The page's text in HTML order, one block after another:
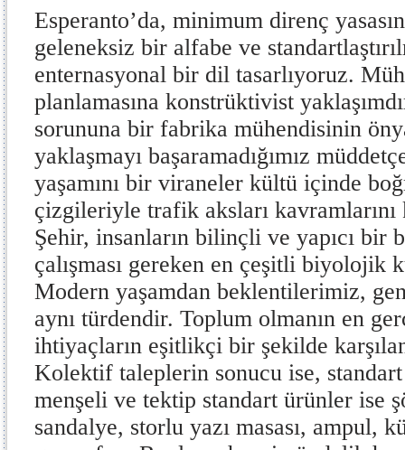
Esperanto’da, minimum direnç
geleneksiz bir alfabe ve
enternasyonal bir dil tasarlıyoruz.
planlamasına konstrüktivist
sorununa bir fabrika mühendisinin
yaklaşmayı başaramadığımız
yaşamını bir viraneler kültü içinde
çizgileriyle trafik aksları
Şehir, insanların bilinçli ve yapıcı bir
çalışması gereken en çeşitli biyolojik
Modern yaşamdan beklentilerimiz,
aynı türdendir. Toplum olmanın en
ihtiyaçların eşitlikçi bir şekilde
Kolektif taleplerin sonucu ise,
menşeli ve tektip standart ürünler ise
sandalye, storlu yazı masası, ampul,